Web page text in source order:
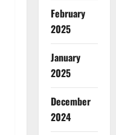
February
2025
January
2025
December
2024